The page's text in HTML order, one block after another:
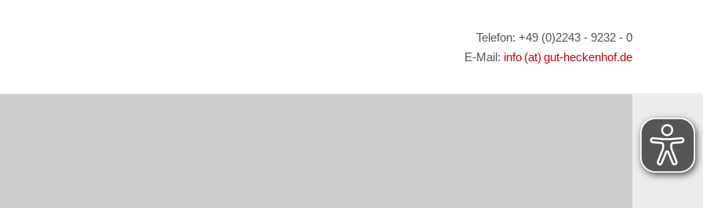
Telefon: +49 (0)2243 - 9232 - 0
E-Mail: info (at) gut-heckenhof.de